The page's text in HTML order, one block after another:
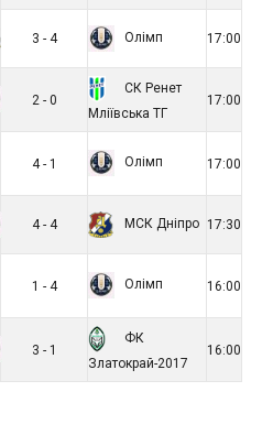
3 - 4 Олімп 17:00
2 - 0
СК Ренет
Мліївська ТГ
17:00
4 - 1
Олімп 17:00
4 - 4 МСК Дніпро 17:30
1 - 4 Олімп 16:00
3 - 1
ФК
Златокрай-2017
16:00